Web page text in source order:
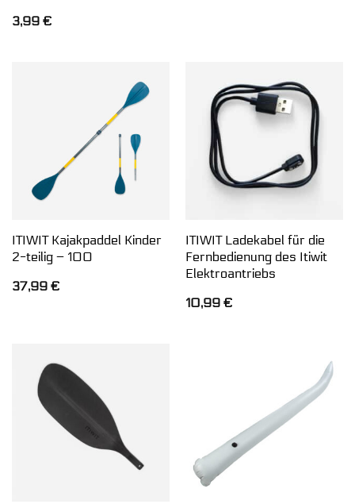
3,99 €
ITIWIT Kajakpaddel Kinder
2-teilig – 100
37,99 €
ITIWIT Ladekabel für die
Fernbedienung des Itiwit
Elektroantriebs
10,99 €